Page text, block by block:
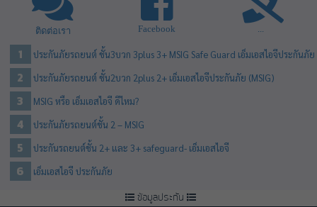
ติดต่อเรา Facebook
ประกันภัยรถยนต์ ชั้น3บวก 3plus 3+ MSIG Safe Guard เอ็มเอสไอจีประกันภัย
ประกันภัยรถยนต์ ชั้น2บวก 2plus 2+ เอ็มเอสไอจีประกันภัย (MSIG)
MSIG หรือ เอ็มเอสไอจี ดีไหม?
ประกันภัยรถยนต์ชั้น 2 – MSIG
ประกันรถยนต์ชั้น 2+ และ 3+ safeguard- เอ็มเอสไอจี
เอ็มเอสไอจี ประกันภัย
ข้อมูลประกัน